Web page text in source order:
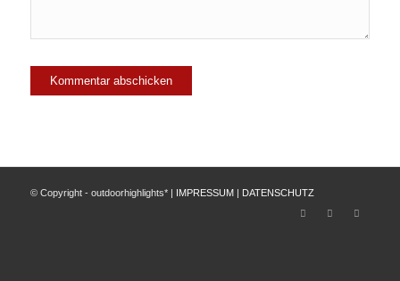
© Copyright - outdoorhighlights* | IMPRESSUM DATENSCHUTZ